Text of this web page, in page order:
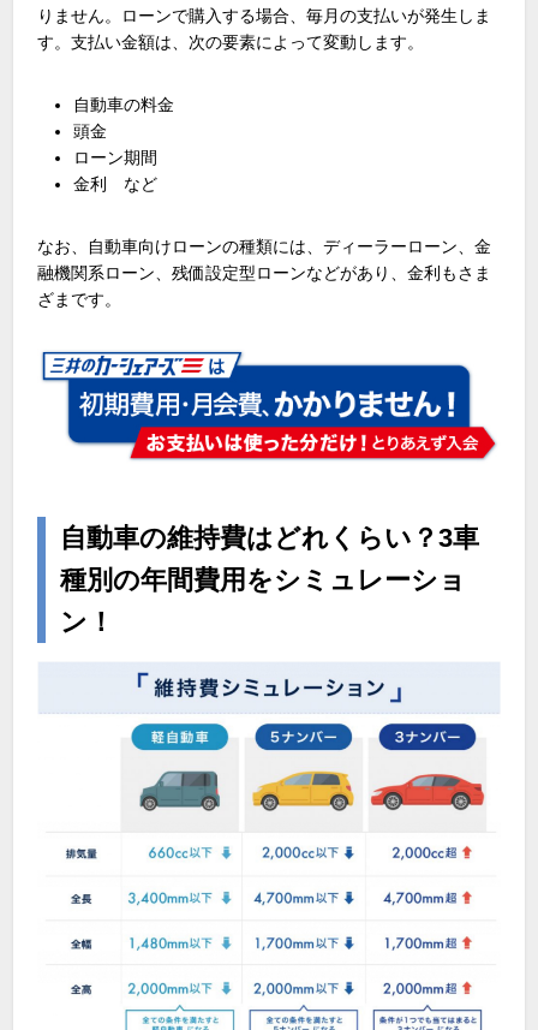
りません。ローンで購入する場合、毎月の支払いが発生しま
す。支払い金額は、次の要素によって変動します。
自動車の料金
頭金
ローン期間
金利 など
なお、自動車向けローンの種類には、ディーラーローン、金
融機関系ローン、残価設定型ローンなどがあり、金利もさま
ざまです。
自動車の維持費はどれくらい？3車
種別の年間費用をシミュレーショ
ン！